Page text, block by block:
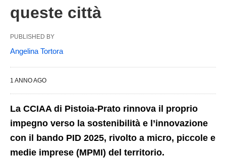
queste città
PUBLISHED BY
Angelina Tortora
1 ANNO AGO
La CCIAA di Pistoia-Prato rinnova il proprio
impegno verso la sostenibilità e l’innovazione
con il bando PID 2025, rivolto a micro, piccole e
medie imprese (MPMI) del territorio.